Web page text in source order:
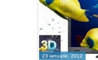
23 ianuarie, 2012